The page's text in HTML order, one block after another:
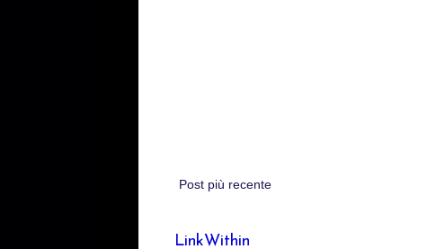
Post più recente
LinkWithin